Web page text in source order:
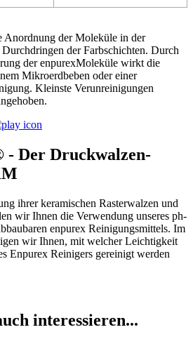
Anordnung der Moleküle in der
der Farbschichten. Durch
der enpurex­Moleküle wirkt die
Mikroerdbeben oder einer
Kleinste Verunreinigungen
Der Druckwalzen-
ihrer keramischen Rasterwalzen und
wir Ihnen die Verwendung unseres ph-
enpurex Reinigungsmittels. Im
wir Ihnen, mit welcher Leichtigkeit
Enpurex Reinigers gereinigt werden
interessieren...